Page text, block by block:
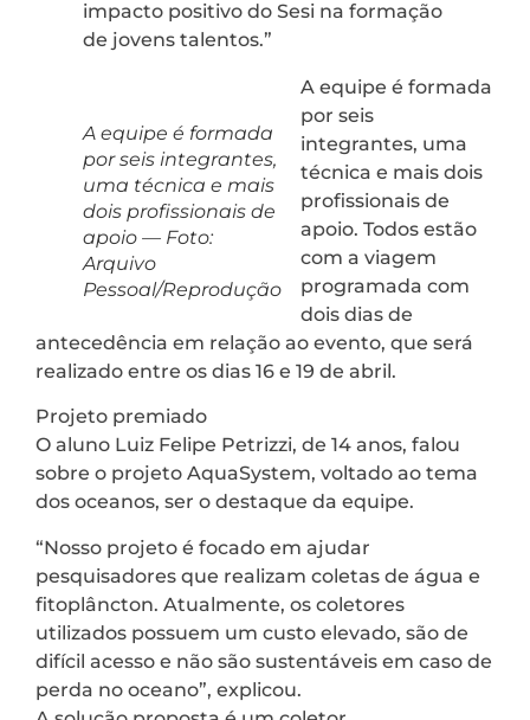
impacto positivo do Sesi na formação
de jovens talentos.”
A equipe é formada
por seis integrantes,
uma técnica e mais
dois profissionais de
apoio — Foto:
Arquivo
Pessoal/Reprodução
A equipe é formada
por seis
integrantes, uma
técnica e mais dois
profissionais de
apoio. Todos estão
com a viagem
programada com
dois dias de
antecedência em relação ao evento, que será
realizado entre os dias 16 e 19 de abril.
Projeto premiado
O aluno Luiz Felipe Petrizzi, de 14 anos, falou
sobre o projeto AquaSystem, voltado ao tema
dos oceanos, ser o destaque da equipe.
“Nosso projeto é focado em ajudar
pesquisadores que realizam coletas de água e
fitoplâncton. Atualmente, os coletores
utilizados possuem um custo elevado, são de
difícil acesso e não são sustentáveis em caso de
perda no oceano”, explicou.